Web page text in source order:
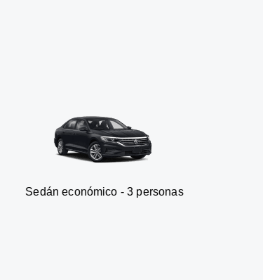
- 3 personas